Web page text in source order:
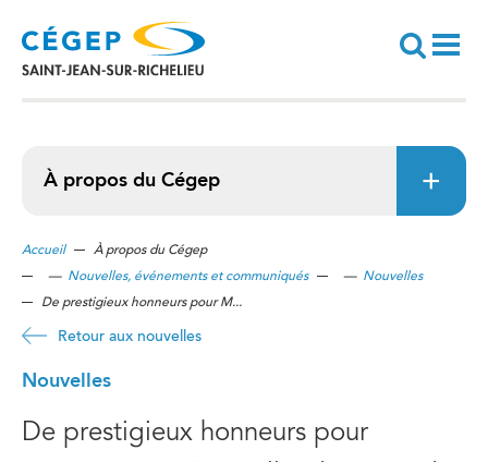
contenu
principal
Recherche
À propos du Cégep
Accueil
À propos du Cégep
— Nouvelles, événements et communiqués — Nouvelles
De prestigieux honneurs pour M...
Retour aux nouvelles
Nouvelles
De prestigieux honneurs pour